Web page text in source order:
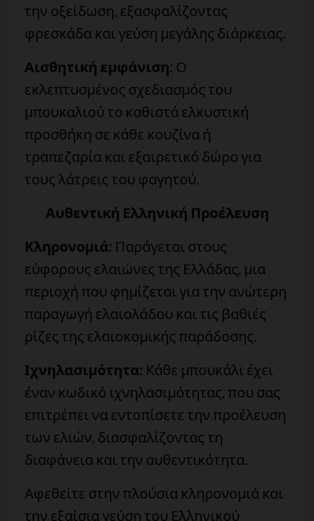
την οξείδωση, εξασφαλίζοντας
φρεσκάδα και γεύση μεγάλης διάρκειας.
Αισθητική εμφάνιση: Ο
εκλεπτυσμένος σχεδιασμός του
μπουκαλιού το καθιστά ελκυστική
προσθήκη σε κάθε κουζίνα ή
τραπεζαρία και εξαιρετικό δώρο για
τους λάτρεις του φαγητού.
Αυθεντική Ελληνική Προέλευση
Κληρονομιά: Παράγεται στους
εύφορους ελαιώνες της Ελλάδας, μια
περιοχή που φημίζεται για την ανώτερη
παραγωγή ελαιολάδου και τις βαθιές
ρίζες της ελαιοκομικής παράδοσης.
Ιχνηλασιμότητα: Κάθε μπουκάλι έχει
έναν κωδικό ιχνηλασιμότητας, που σας
επιτρέπει να εντοπίσετε την προέλευση
των ελιών, διασφαλίζοντας τη
διαφάνεια και την αυθεντικότητα.
Αφεθείτε στην πλούσια κληρονομιά και
την εξαίσια γεύση του Ελληνικού